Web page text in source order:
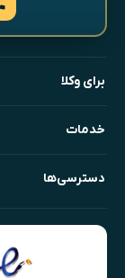
برای وکلا
خدمات
دسترسی‌ها